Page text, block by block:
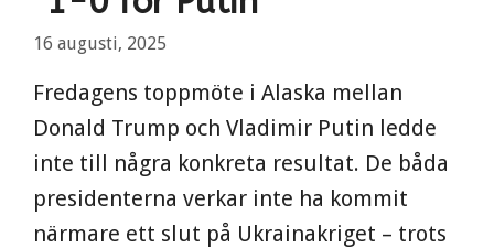
16 augusti, 2025
Fredagens toppmöte i Alaska mellan
Donald Trump och Vladimir Putin ledde
inte till några konkreta resultat. De båda
presidenterna verkar inte ha kommit
närmare ett slut på Ukrainakriget – trots